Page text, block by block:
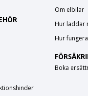
Om elbilar
Hur laddar
Hur
Boka